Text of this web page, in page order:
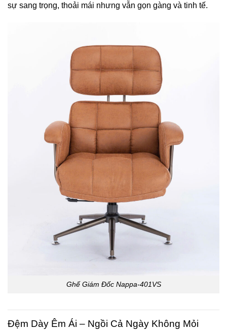
sự sang trọng, thoải mái nhưng vẫn gọn gàng và tinh tế.
Ghế Giám Đốc Nappa-401VS
Đệm Dày Êm Ái – Ngồi Cả Ngày Không Mỏi